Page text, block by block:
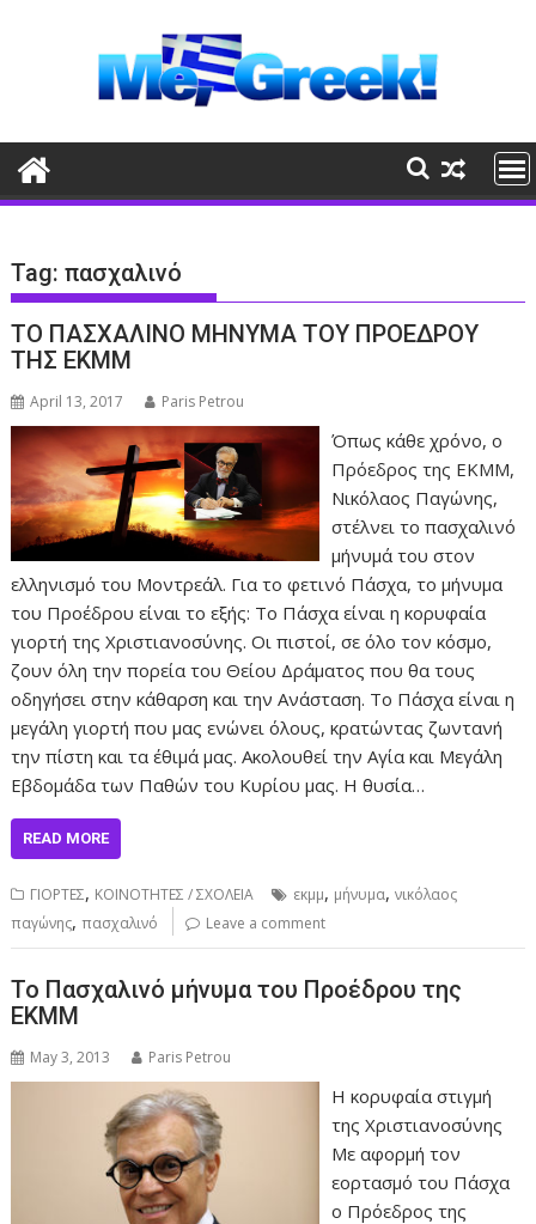
Tag:πασχαλινό
ΤΟ ΠΑΣΧΑΛΙΝΟ ΜΗΝΥΜΑ ΤΟΥ ΠΡΟΕΔΡΟΥ
ΤΗΣ ΕΚΜΜ
April 13, 2017 Paris Petrou
Όπως κάθε χρόνο, ο
Πρόεδρος της ΕΚΜΜ,
Νικόλαος Παγώνης,
στέλνει το πασχαλινό
μήνυμά του στον
ελληνισμό του Μοντρεάλ. Για το φετινό Πάσχα, το μήνυμα
του Προέδρου είναι το εξής: Το Πάσχα είναι η κορυφαία
γιορτή της Χριστιανοσύνης. Οι πιστοί, σε όλο τον κόσμο,
ζουν όλη την πορεία του Θείου Δράματος που θα τους
οδηγήσει στην κάθαρση και την Ανάσταση. Το Πάσχα είναι η
μεγάλη γιορτή που μας ενώνει όλους, κρατώντας ζωντανή
την πίστη και τα έθιμά μας. Ακολουθεί την Αγία και Μεγάλη
Εβδομάδα των Παθών του Κυρίου μας. Η θυσία…
READ MORE
ΓΙΟΡΤΕΣ, ΚΟΙΝΟΤΗΤΕΣ / ΣΧΟΛΕΙΑ εκμμ, μήνυμα,νικόλαος
παγώνης,πασχαλινό Leave a comment
Το Πασχαλινό μήνυμα του Προέδρου της
ΕΚΜΜ
May 3, 2013 Paris Petrou
Η κορυφαία στιγμή
της Χριστιανοσύνης
Με αφορμή τον
εορτασμό του Πάσχα
ο Πρόεδρος της